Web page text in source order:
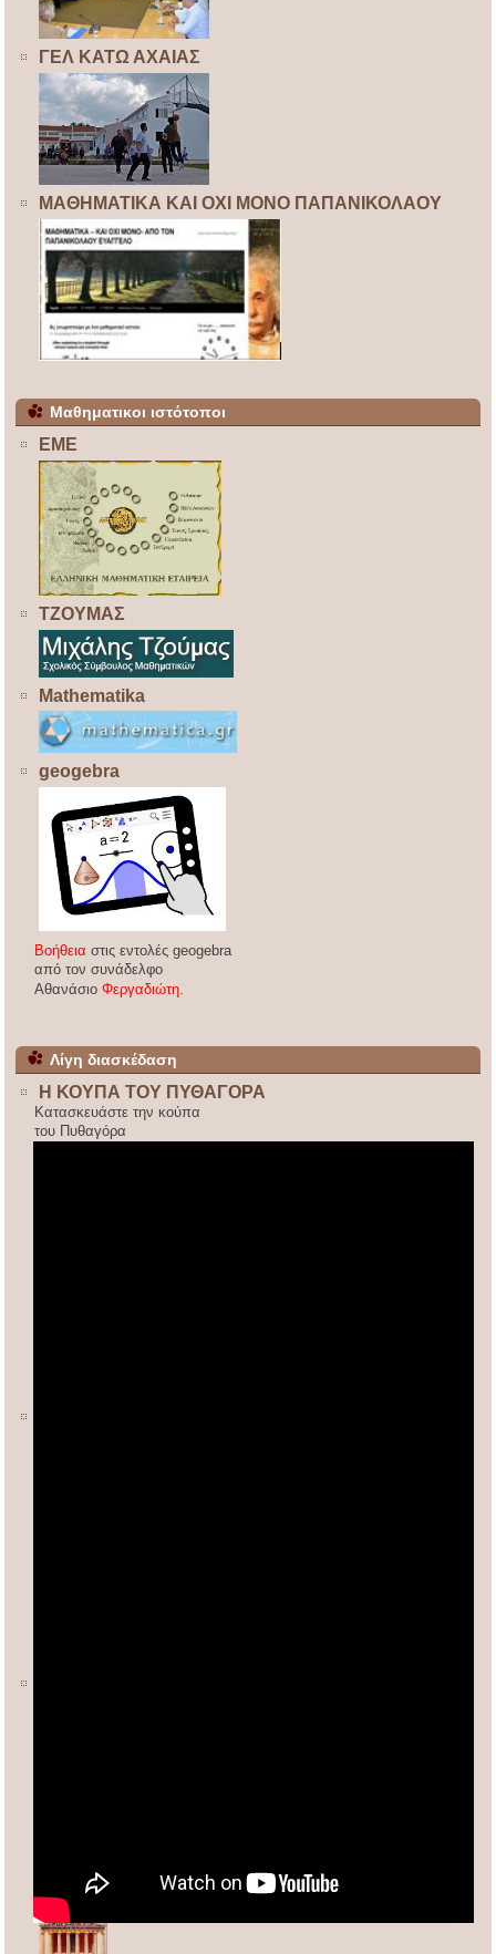
ΓΕΛ ΚΑΤΩ ΑΧΑΙΑΣ
ΜΑΘΗΜΑΤΙΚΑ ΚΑΙ ΟΧΙ ΜΟΝΟ ΠΑΠΑΝΙΚΟΛΑΟΥ
Μαθηματικοι ιστότοποι
ΕΜΕ
ΤΖΟΥΜΑΣ
Mathematika
geogebra
Βοήθειαστις εντολές geogebra
από τον συνάδελφο
ΑθανάσιοΦεργαδιώτη
Λίγη διασκέδαση
Η ΚΟΥΠΑ ΤΟΥ ΠΥΘΑΓΟΡΑ
Κατασκευάστε την κούπα
του Πυθαγόρα
asxetos.gr